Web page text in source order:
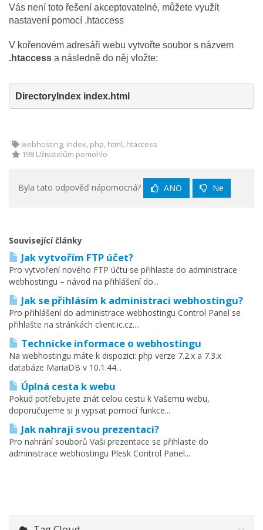
Vás není toto řešení akceptovatelné, můžete využít
nastavení pomocí .htaccess
V kořenovém adresáři webu vytvořte soubor s názvem
.htaccess a následně do něj vložte:
webhosting, index, php, html, htaccess
198 Uživatelům pomohlo
Byla tato odpověď nápomocná? ANO Ne
Související články
Jak vytvořím FTP účet?
Pro vytvoření nového FTP účtu se přihlaste do administrace
webhostingu – návod na přihlášení do...
Jak se přihlásím k administraci webhostingu?
Pro přihlášení do administrace webhostingu Control Panel se
přihlašte na stránkách client.ic.cz....
Technicke informace o webhostingu
Na webhostingu máte k dispozici: php verze 7.2.x a 7.3.x
databáze MariaDB v 10.1.44...
Úplná cesta k webu
Pokud potřebujete znát celou cestu k Vašemu webu,
doporučujeme si ji vypsat pomocí funkce...
Jak nahraji svou prezentaci?
Pro nahrání souborů Vaši prezentace se přihlaste do
administrace webhostingu Plesk Control Panel...